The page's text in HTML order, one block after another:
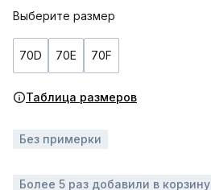
Выберите размер
70D 70E 70F
Таблица размеров
Без примерки
Более 5 раз добавили в корзину